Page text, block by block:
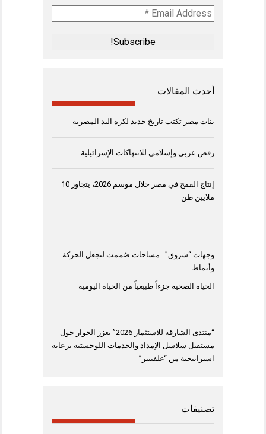
Email
Address
أحدث المقالات
بنات مصر تكتب تاريخ جديد لكرة اليد المصرية
رفض عربي وإسلامي للانتهاكات الإسرائيلية
إنتاج القمح في مصر خلال موسم 2026، يتجاوز 10
ملايين طن
وجهات “شروق”.. مساحات صُممت لتجعل الحركة
وأنماط
الحياة الصحية جزءاً طبيعياً من الحياة اليومية
“منتدى الشارقة للاستثمار 2026” يعزز الحوار حول
مستقبل سلاسل الإمداد والخدمات اللوجستية برعاية
استراتيجية من “غلفتينر”
تصنيفات